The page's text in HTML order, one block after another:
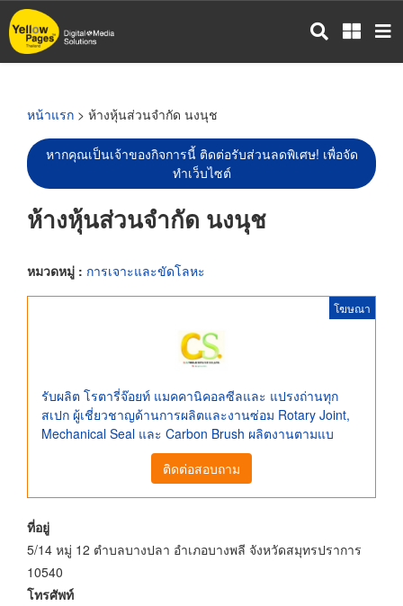
ข้าม
ไป
หน้าแรก > ห้างหุ้นส่วนจำกัด นงนุช
หากคุณเป็นเจ้าของกิจการนี้ ติดต่อรับส่วนลดพิเศษ! เพื่อจัด
ทำเว็บไซต์
ห้างหุ้นส่วนจำกัด นงนุช
หมวดหมู่ : การเจาะและขัดโลหะ
โฆษณา
รับผลิต โรตารี่จ๊อยท์ แมคคานิคอลซีลและ แปรงถ่านทุก
สเปก ผู้เชี่ยวชาญด้านการผลิตและงานซ่อม Rotary Joint,
Mechanical Seal และ Carbon Brush ผลิตงานตามแบ
ติดต่อสอบถาม
ที่อยู่
5/14 หมู่ 12 ตำบลบางปลา อำเภอบางพลี จังหวัดสมุทรปราการ
10540
โทรศัพท์